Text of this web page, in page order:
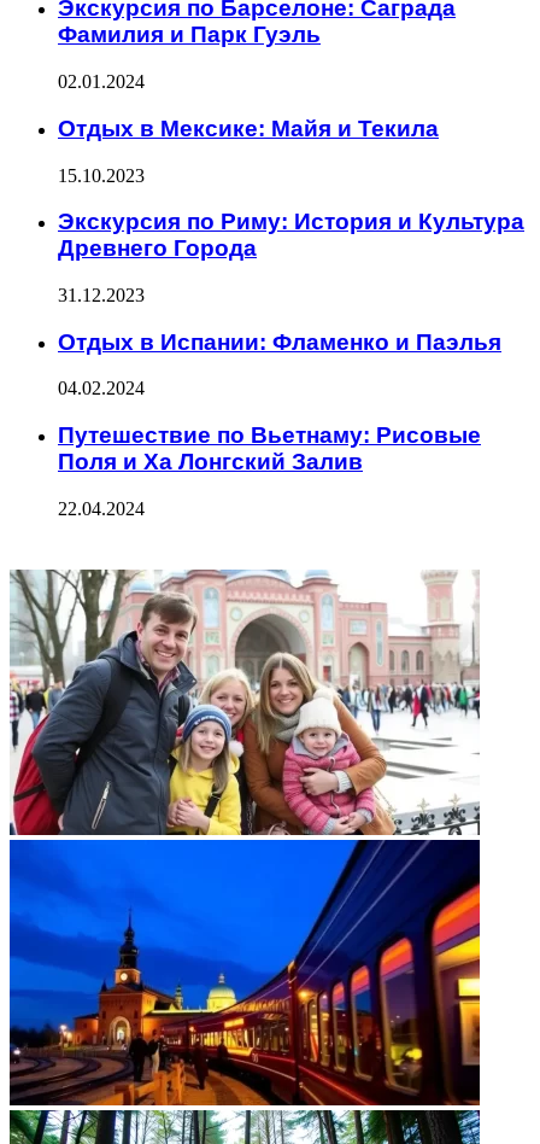
Экскурсия по Барселоне: Саграда
Фамилия и Парк Гуэль
02.01.2024
Отдых в Мексике: Майя и Текила
15.10.2023
Экскурсия по Риму: История и Культура
Древнего Города
31.12.2023
Отдых в Испании: Фламенко и Паэлья
04.02.2024
Путешествие по Вьетнаму: Рисовые
Поля и Ха Лонгский Залив
22.04.2024